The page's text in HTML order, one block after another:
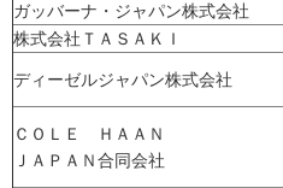
ガッバーナ・ジャパン株式会社
株式会社ＴＡＳＡＫＩ
ディーゼルジャパン株式会社
ＣＯＬＥ ＨＡＡＮ
ＪＡＰＡＮ合同会社